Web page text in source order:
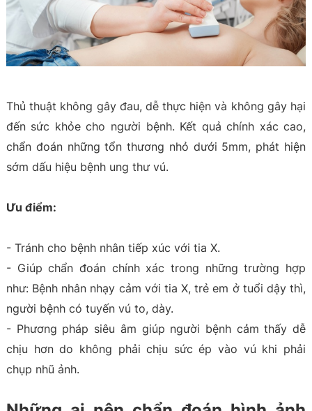
Thủ thuật không gây đau, dễ thực hiện và không gây hại
đến sức khỏe cho người bệnh. Kết quả chính xác cao,
chẩn đoán những tổn thương nhỏ dưới 5mm, phát hiện
sớm dấu hiệu bệnh ung thư vú.
Ưu điểm:
- Tránh cho bệnh nhân tiếp xúc với tia X.
- Giúp chẩn đoán chính xác trong những trường hợp
như: Bệnh nhân nhạy cảm với tia X, trẻ em ở tuổi dậy thì,
người bệnh có tuyến vú to, dày.
- Phương pháp siêu âm giúp người bệnh cảm thấy dễ
chịu hơn do không phải chịu sức ép vào vú khi phải
chụp nhũ ảnh.